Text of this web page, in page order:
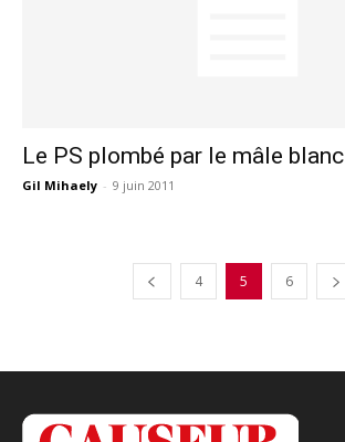
Le PS plombé par le mâle blanc
Gil Mihaely - 9 juin 2011
4 5 6